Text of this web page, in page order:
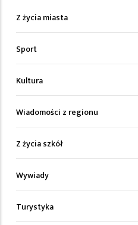
Z życia miasta
Sport
Kultura
Wiadomości z regionu
Z życia szkół
Wywiady
Turystyka